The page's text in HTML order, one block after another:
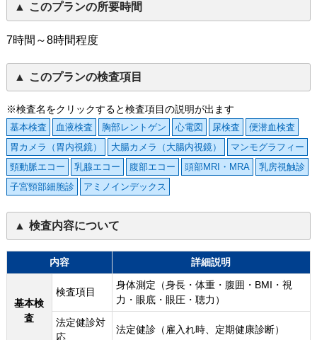
このプランの所要時間
7時間～8時間程度
このプランの検査項目
※検査名をクリックすると検査項目の説明が出ます
基本検査 血液検査 胸部レントゲン 心電図 尿検査
便潜血検査
胃カメラ（胃内視鏡）
大腸カメラ（大腸内視鏡）
マンモグラフィー
頸動脈エコー
乳腺エコー 腹部エコー 頭部MRI・MRA
乳房視触診
子宮頸部細胞診
アミノインデックス
検査内容について
内容 詳細説明
基本検
査
検査項目
身体測定（身長・体重・腹囲・BMI・視
力・眼底・眼圧・聴力）
法定健診対
応
法定健診（雇入れ時、定期健康診断）